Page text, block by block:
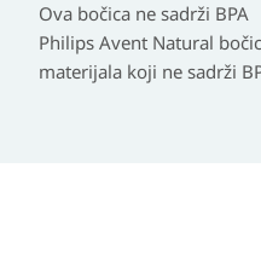
Ova bočica ne sadrži BPA
Philips Avent Natural
materijala koji ne sadrži